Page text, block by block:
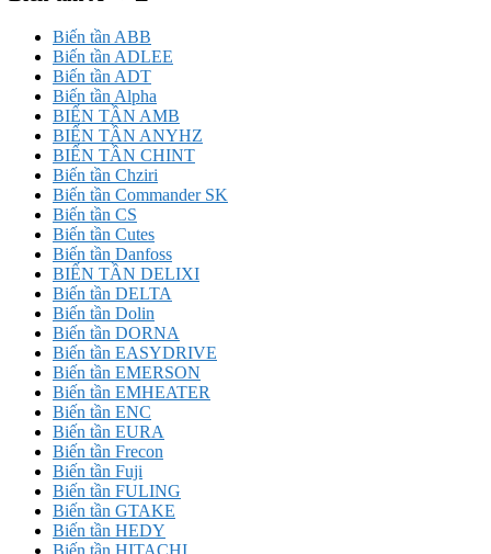
Biến tần ABB
Biến tần ADLEE
Biến tần ADT
Biến tần Alpha
BIẾN TẦN AMB
BIẾN TẦN ANYHZ
BIẾN TẦN CHINT
Biến tần Chziri
Biến tần Commander SK
Biến tần CS
Biến tần Cutes
Biến tần Danfoss
BIẾN TẦN DELIXI
Biến tần DELTA
Biến tần Dolin
Biến tần DORNA
Biến tần EASYDRIVE
Biến tần EMERSON
Biến tần EMHEATER
Biến tần ENC
Biến tần EURA
Biến tần Frecon
Biến tần Fuji
Biến tần FULING
Biến tần GTAKE
Biến tần HEDY
Biến tần HITACHI